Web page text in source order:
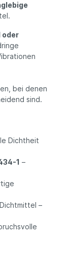
oder
bei denen
sind.
Dichtheit
1 –
–